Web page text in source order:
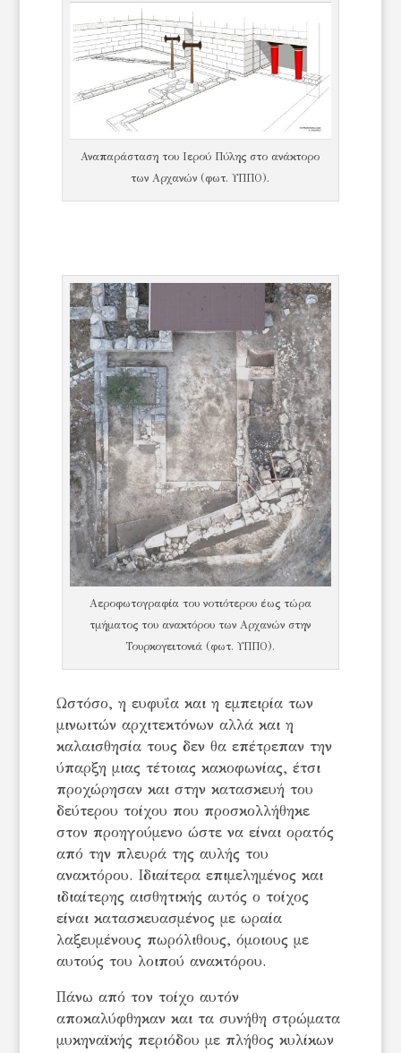
Αναπαράσταση του Ιερού Πύλης στο ανάκτορο
των Αρχανών (φωτ. ΥΠΠΟ).
Αεροφωτογραφία του νοτιότερου έως τώρα
τμήματος του ανακτόρου των Αρχανών στην
Τουρκογειτονιά (φωτ. ΥΠΠΟ).
Ωστόσο, η ευφυΐα και η εμπειρία των
μινωιτών αρχιτεκτόνων αλλά και η
καλαισθησία τους δεν θα επέτρεπαν την
ύπαρξη μιας τέτοιας κακοφωνίας, έτσι
προχώρησαν και στην κατασκευή του
δεύτερου τοίχου που προσκολλήθηκε
στον προηγούμενο ώστε να είναι ορατός
από την πλευρά της αυλής του
ανακτόρου. Ιδιαίτερα επιμελημένος και
ιδιαίτερης αισθητικής αυτός ο τοίχος
είναι κατασκευασμένος με ωραία
λαξευμένους πωρόλιθους, όμοιους με
αυτούς του λοιπού ανακτόρου.
Πάνω από τον τοίχο αυτόν
αποκαλύφθηκαν και τα συνήθη στρώματα
μυκηναϊκής περιόδου με πλήθος κυλίκων